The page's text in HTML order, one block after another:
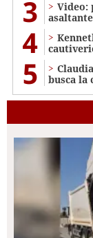
3
Video:
4
5
busca la